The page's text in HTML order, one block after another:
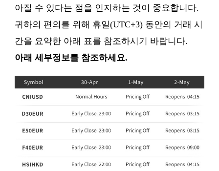
아질 수 있다는 점을 인지하는 것이 중요합니다.
귀하의 편의를 위해 휴일(UTC+3) 동안의 거래 시
간을 요약한 아래 표를 참조하시기 바랍니다.
아래 세부정보를 참조하세요.